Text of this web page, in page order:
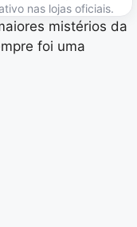
nas lojas oficiais.
mistérios da
foi uma